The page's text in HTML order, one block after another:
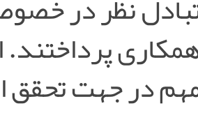
در جهت